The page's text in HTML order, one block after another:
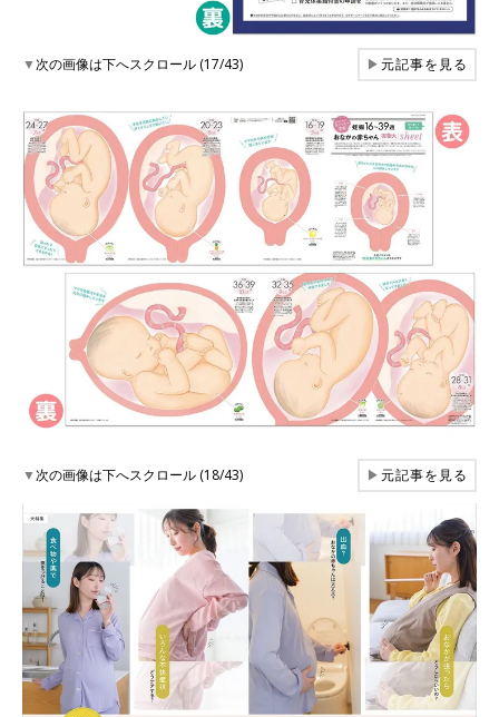
▼次の画像は下へスクロール (17/43) ▶元記事を見る
▼次の画像は下へスクロール (18/43) ▶元記事を見る